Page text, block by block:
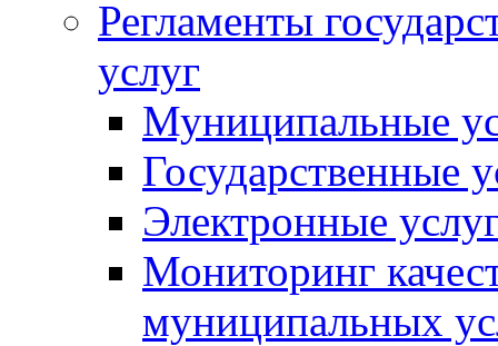
Регламенты
услуг
Муниципальные
Государственные
Электронные
Мониторинг
муниципальных